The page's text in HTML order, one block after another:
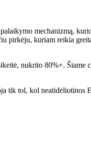
mechanizmą,
pirkėju, kuriam reikia
nukrito 80%+.
tik tol, kol neatidėliotinos